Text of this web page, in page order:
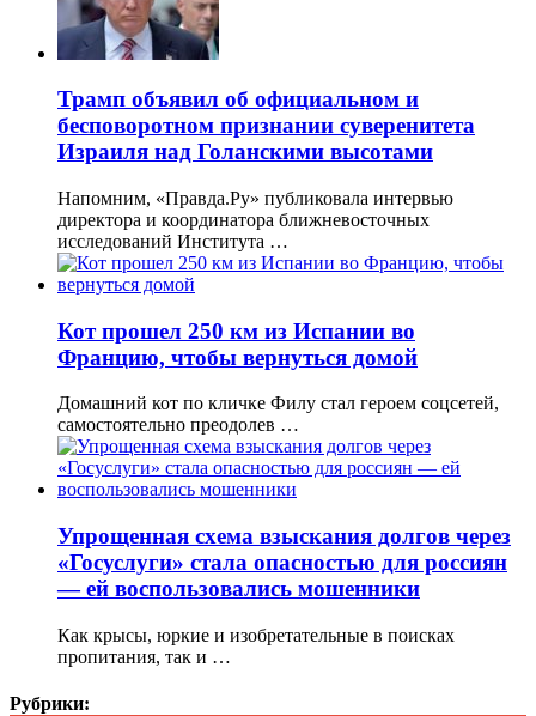
Трамп объявил об официальном и
бесповоротном признании суверенитета
Израиля над Голанскими высотами
Напомним, «Правда.Ру» публиковала интервью
директора и координатора ближневосточных
исследований Института …
Кот прошел 250 км из Испании во
Францию, чтобы вернуться домой
Домашний кот по кличке Филу стал героем соцсетей,
самостоятельно преодолев …
Упрощенная схема взыскания долгов через
«Госуслуги» стала опасностью для россиян
— ей воспользовались мошенники
Как крысы, юркие и изобретательные в поисках
пропитания, так и …
Рубрики: